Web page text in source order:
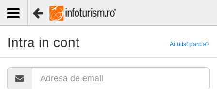
Ai uitat parola?
Intra in cont